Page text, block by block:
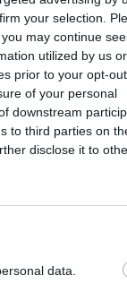
your selection.
may continue
utilized by us or
prior to your opt-
of your personal
downstream
to third parties on
disclose it to
data.
celu
niecałych 150
i Autostrad
rozbudowę